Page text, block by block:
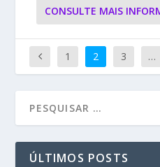
CONSULTE MAIS
1 2 3 …
ÚLTIMOS POSTS